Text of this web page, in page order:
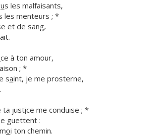
us les malfaisants,
les menteurs ; *
et de sang,
ce à ton amour,
; *
saint, je me prosterne,
ta justice me conduise ; *
guettent :
oi ton chemin.